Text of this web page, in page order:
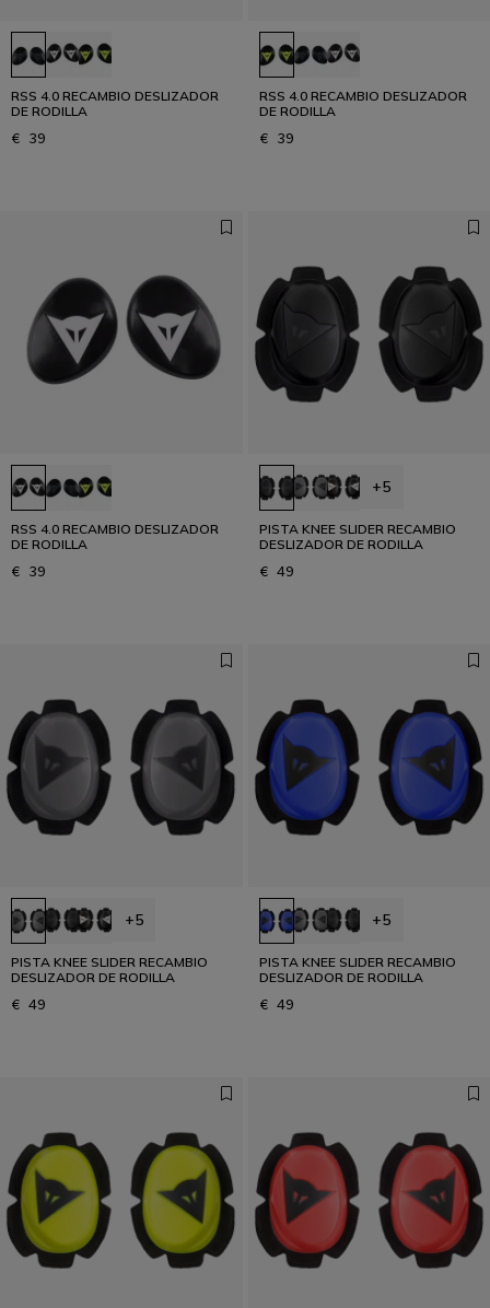
RSS 4.0 RECAMBIO DESLIZADOR
DE RODILLA
€ 39
RSS 4.0 RECAMBIO DESLIZADOR
DE RODILLA
€ 39
RSS 4.0 RECAMBIO DESLIZADOR
DE RODILLA
€ 39
+5
PISTA KNEE SLIDER RECAMBIO
DESLIZADOR DE RODILLA
€ 49
+5
PISTA KNEE SLIDER RECAMBIO
DESLIZADOR DE RODILLA
€ 49
+5
PISTA KNEE SLIDER RECAMBIO
DESLIZADOR DE RODILLA
€ 49